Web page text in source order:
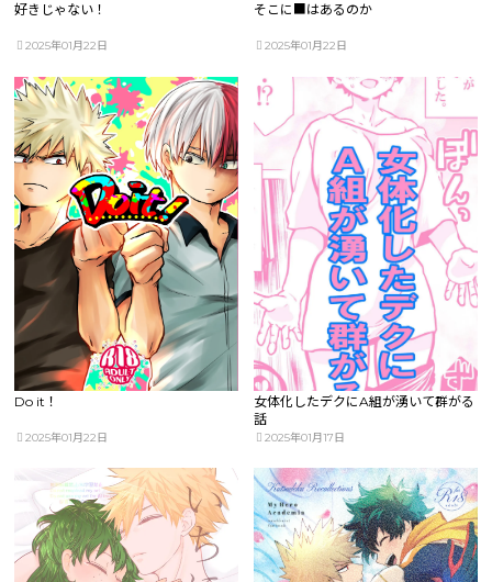
好きじゃない！
2025年01月22日
そこに■はあるのか
2025年01月22日
Do it！
2025年01月22日
女体化したデクにA組が湧いて群がる
話
2025年01月17日